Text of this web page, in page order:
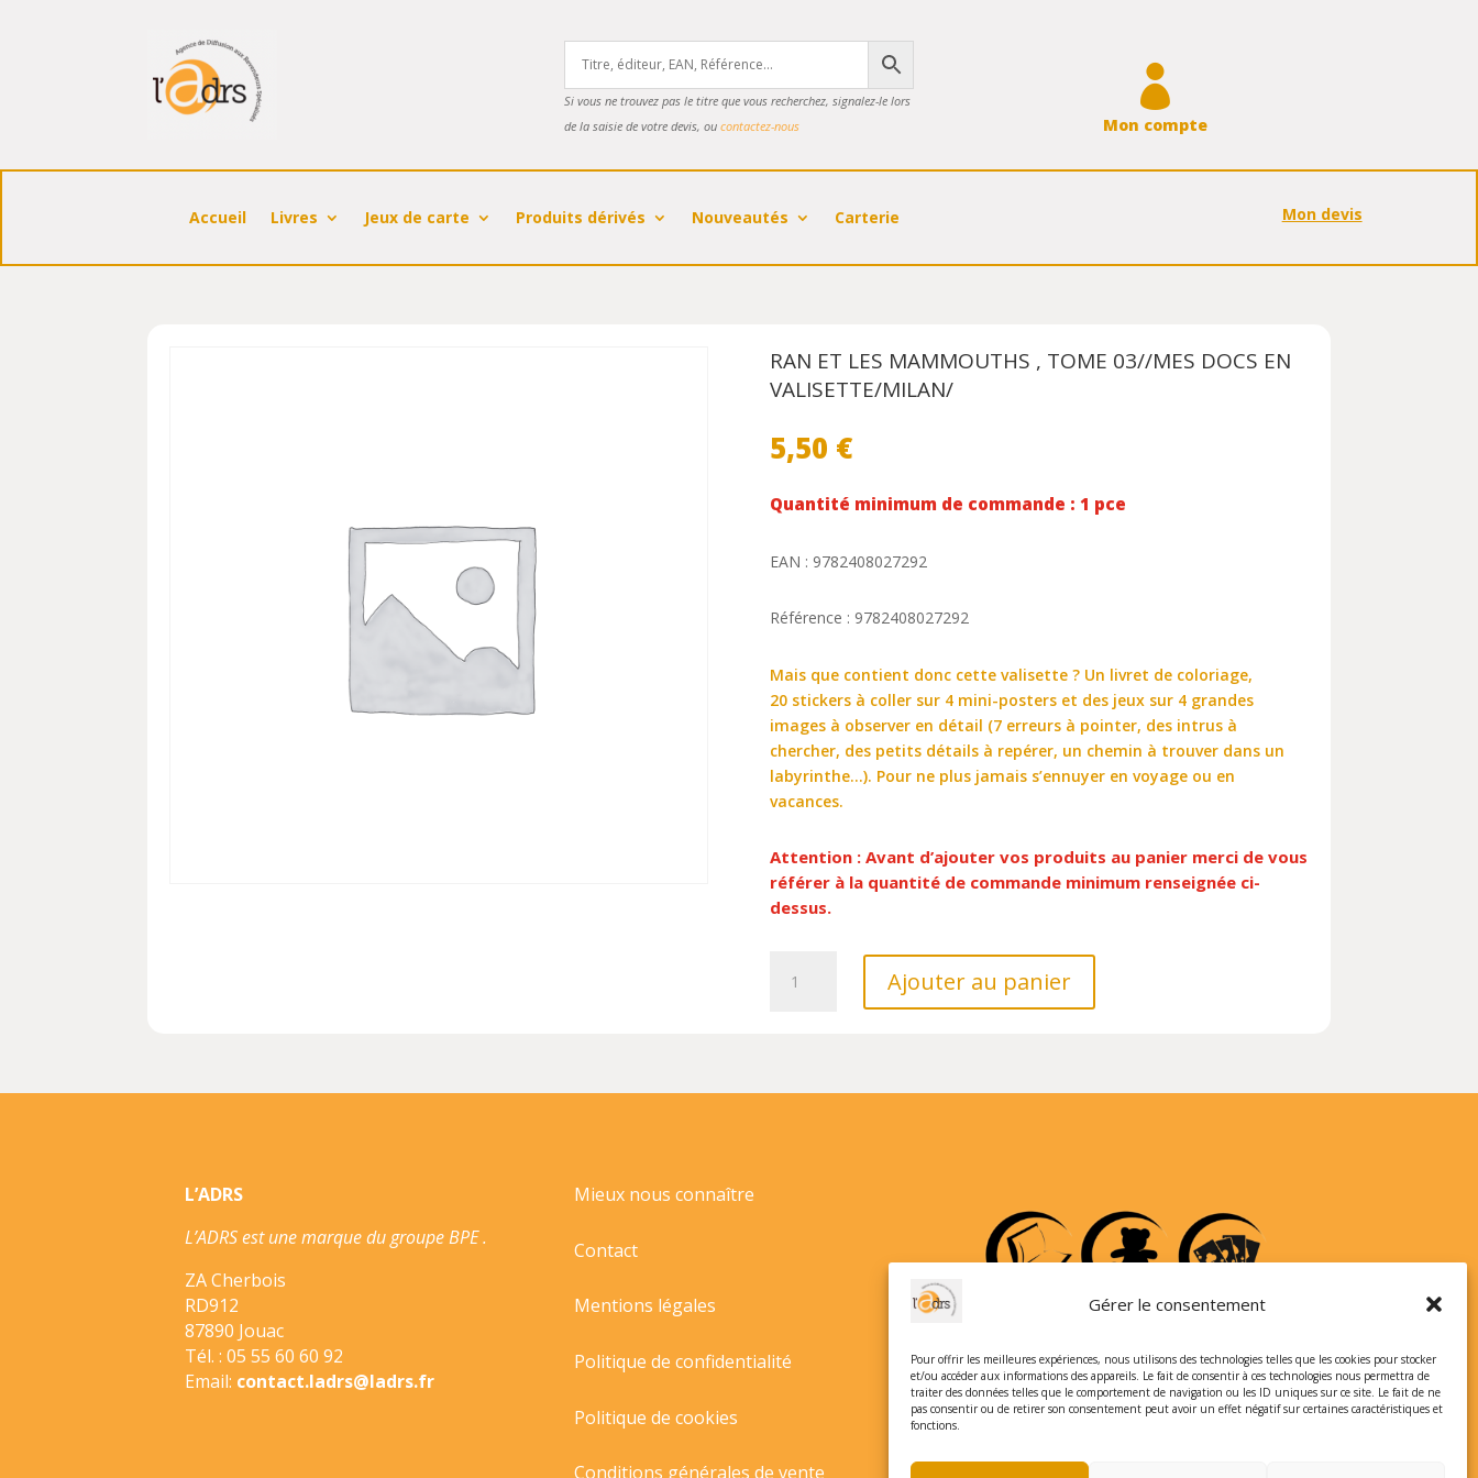
Gérer le consentement
Pour offrir les meilleures expériences, nous utilisons des technologies telles que les cookies pour stocker
et/ou accéder aux informations des appareils. Le fait de consentir à ces technologies nous permettra de
traiter des données telles que le comportement de navigation ou les ID uniques sur ce site. Le fait de ne
pas consentir ou de retirer son consentement peut avoir un effet négatif sur certaines caractéristiques et
fonctions.
Si vous ne trouvez pas le titre que vous recherchez, signalez-le lors
de la saisie de votre devis, ou contactez-nous

Mon compte
Accueil Livres Jeux de carte Produits dérivés Nouveautés Carterie Mon devis
RAN ET LES MAMMOUTHS , TOME 03//MES DOCS EN
VALISETTE/MILAN/
5,50 €
Quantité minimum de commande : 1 pce
EAN : 9782408027292
Référence : 9782408027292
Mais que contient donc cette valisette ? Un livret de coloriage,
20 stickers à coller sur 4 mini-posters et des jeux sur 4 grandes
images à observer en détail (7 erreurs à pointer, des intrus à
chercher, des petits détails à repérer, un chemin à trouver dans un
labyrinthe…). Pour ne plus jamais s’ennuyer en voyage ou en
vacances.
Attention : Avant d’ajouter vos produits au panier merci de vous
référer à la quantité de commande minimum renseignée ci-
dessus.
MAMMOUTHS
Ajouter au panier
L’ADRS
L’ADRS est une marque du groupe BPE .
ZA Cherbois
RD912
87890 Jouac
Tél. : 05 55 60 60 92
Email: contact.ladrs@ladrs.fr
Mieux nous connaître
Contact
Mentions légales
Politique de confidentialité
Politique de cookies
Conditions générales de vente